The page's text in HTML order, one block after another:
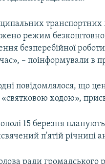
транспортних
режим
безперебійної
– поінформували в
повідомлялося, що
«святковою ходою»,
15 березня
п'ятій річниці
ради